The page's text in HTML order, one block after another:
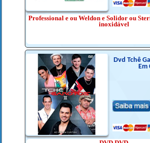
Professional e ou Weldon e Solidor ou
inoxidável
Dvd Tchê